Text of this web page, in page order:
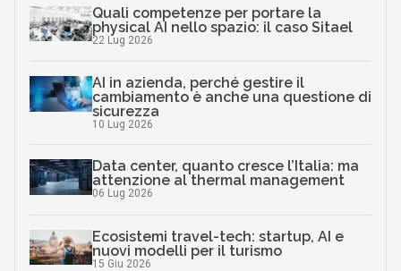
Quali competenze per portare la
physical AI nello spazio: il caso Sitael
22 Lug 2026
AI in azienda, perché gestire il
cambiamento è anche una questione di
sicurezza
10 Lug 2026
Data center, quanto cresce l’Italia: ma
attenzione al thermal management
06 Lug 2026
Ecosistemi travel-tech: startup, AI e
nuovi modelli per il turismo
15 Giu 2026